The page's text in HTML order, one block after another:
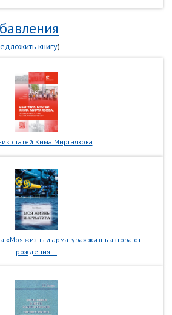
книгу)
статей Кима Миргаязова
«Моя жизнь и арматура» жизнь автора от
рождения...